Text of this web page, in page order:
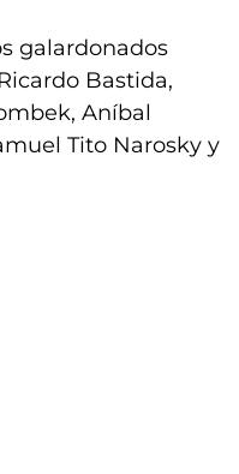
galardonados
Bastida,
Aníbal
Tito Narosky y